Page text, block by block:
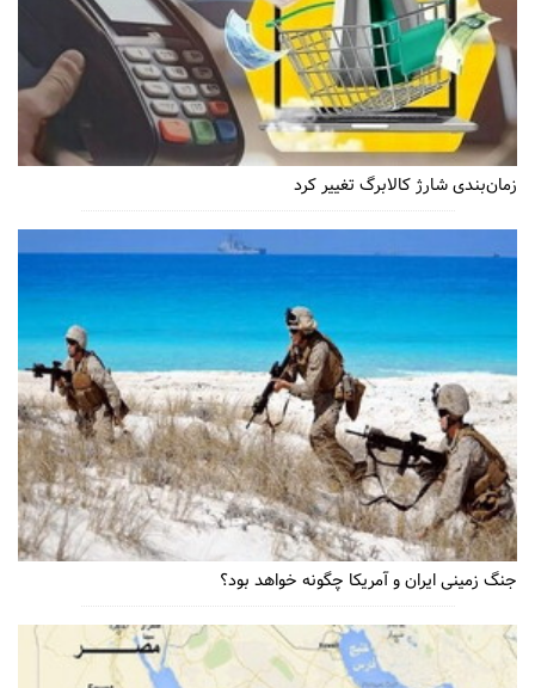
زمان‌بندی شارژ کالابرگ تغییر کرد
جنگ زمینی ایران و آمریکا چگونه خواهد بود؟